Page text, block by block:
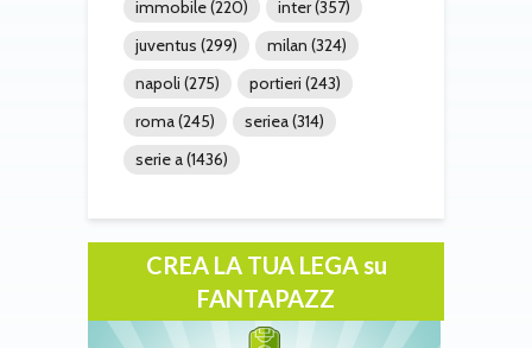
immobile(220) inter(357)
juventus (299) milan (324)
napoli (275) portieri (243)
roma(245) seriea(314)
serie a(1436)
CREA LA TUA LEGA su
FANTAPAZZ